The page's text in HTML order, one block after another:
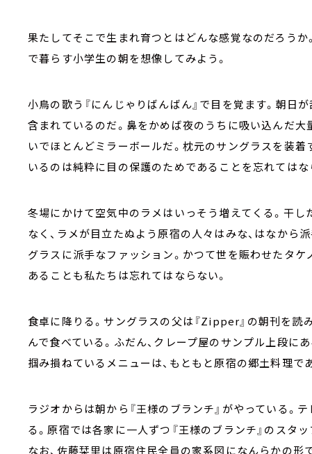
果たしてそこで生まれ育つとはどんな感覚なのだろう
で暮らす小学生の朝を想像してみよう。
小鳥の歌う『にんじゃりばんばん』で目を覚ます。朝日
含まれているのだ。鼻をかめば夜のうちに吸い込んだ
いでほとんどミラーボールだ。枕元のサングラスを装
いるのは純粋に目の保護のためであることを忘れてはな
冬場にかけて空気中のラメはいっそう増えてくる。干
なく、ラメが目立たぬよう原宿の人々はみな、はなから
グラスに派手なファッション。かつて世を賑わせたタ
あることも私たちは忘れてはならない。
食卓に降りる。サングラスの父は『Zipper』の朝刊を読
んで食べている。ふだん、クレープ屋のサンプル上段に
掴み損ねているメニューは、もともと原宿の郷土料理で
ラジオからは朝から『王様のブランチ』がやっている。
る。原宿では各家に一人ずつ『王様のブランチ』のスタ
なお、佐藤栞里は原宿住民全員の家系図になんらかの形